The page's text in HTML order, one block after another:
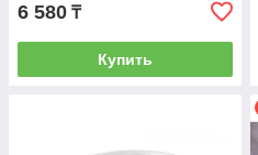
6 580 ₸
Купить